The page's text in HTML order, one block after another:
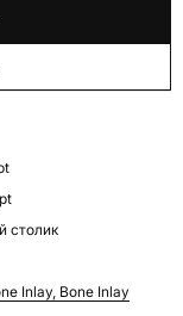
столик
Inlay, Bone Inlay